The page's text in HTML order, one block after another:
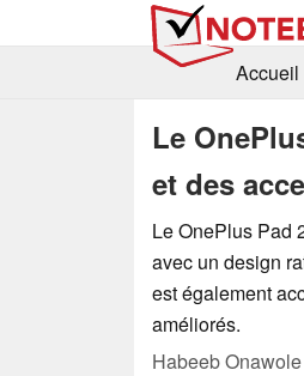
Accueil
Le
et des
Le OnePlus Pad
avec un design
est également
améliorés.
Habeeb